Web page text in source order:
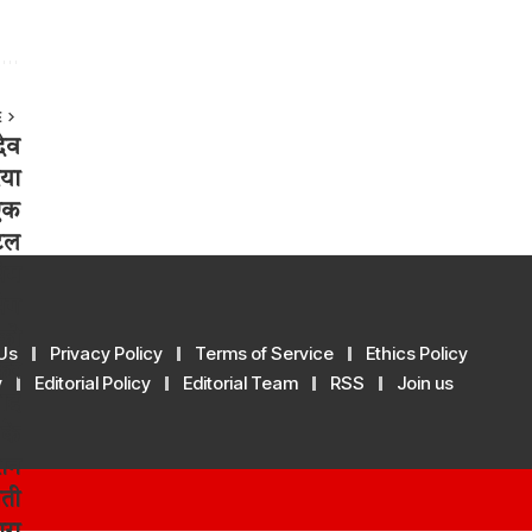
Privacy Policy Terms of Service
Ethics Policy
Editorial Policy Editorial Team RSS Join us